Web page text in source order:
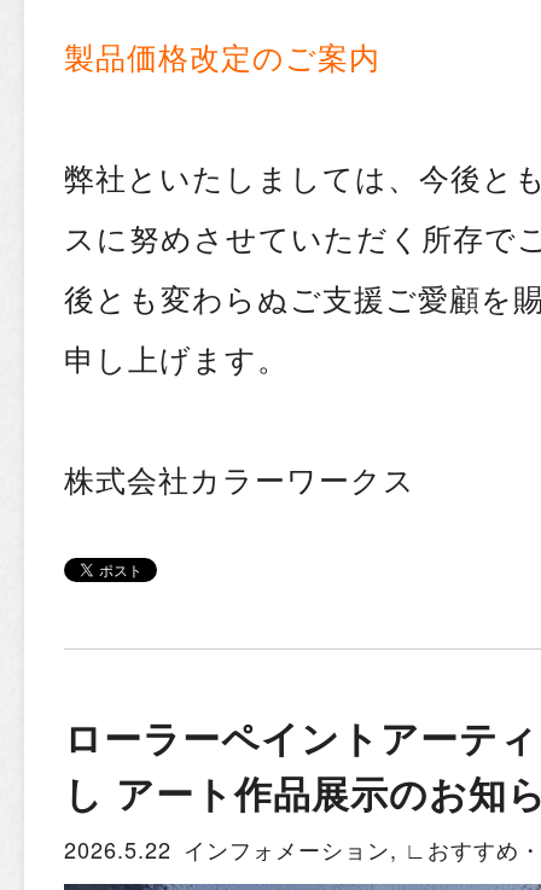
製品価格改定のご案内
弊社といたしましては、今後と
スに努めさせていただく所存で
後とも変わらぬご支援ご愛顧を
申し上げます。
株式会社カラーワークス
ローラーペイントアーテ
し アート作品展示のお知
2026.5.22 インフォメーション, ∟おすすめ